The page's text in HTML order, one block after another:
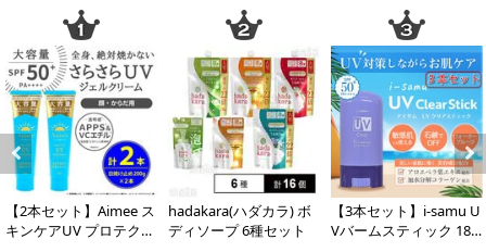
Previous
【2本セット】Aimee ス
キンケアUV プロテクタ
hadakara(ハダカラ) ボ
ディソープ 6種セット
【3本セット】i-samu U
Vバームスティック 18g
Next